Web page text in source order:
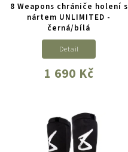
8 Weapons chrániče holení s
nártem UNLIMITED -
černá/bílá
1 690 Kč
Detail